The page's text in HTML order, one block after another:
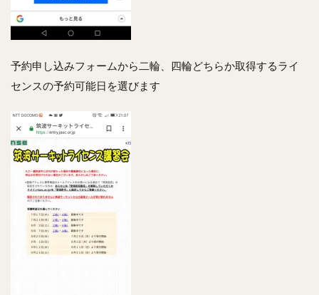
予約申し込みフォームから二輪、四輪どちらか取得するライ
センスの予約可能日を選びます